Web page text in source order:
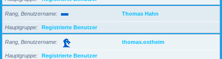
Rang, Benutzername Thomas Hahn
Hauptgruppe Registrierte Benutzer
Rang, Benutzername thomas.ostheim
Hauptgruppe Registrierte Benutzer